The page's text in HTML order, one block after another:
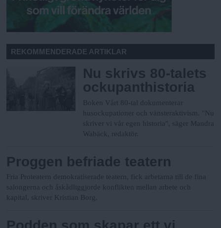
REKOMMENDERADE ARTIKLAR
Nu skrivs 80-talets
ockupanthistoria
Boken Vårt 80-tal dokumenterar
husockupationer och vänsteraktivism. "Nu
skriver vi vår egen historia", säger Mandra
Wabäck, redaktör.
Proggen befriade teatern
Fria Proteatern demokratiserade teatern, fick arbetarna till de fina
salongerna och åskådliggjorde konflikten mellan arbete och
kapital, skriver Kristian Borg.